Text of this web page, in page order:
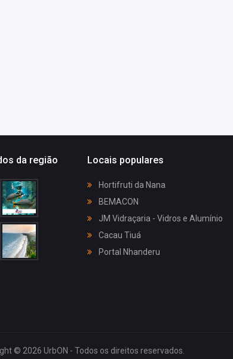
da região Locais populares
Hortifruti da Nana
BEMACON
JM Vidraçaria - Vidros e Alumínio
Cacau Tiuá
Portal Nhanderu
© 2026 UrbON - Todos os direitos reservados.